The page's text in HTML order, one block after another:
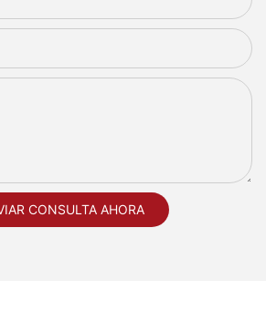
CONSULTA AHORA